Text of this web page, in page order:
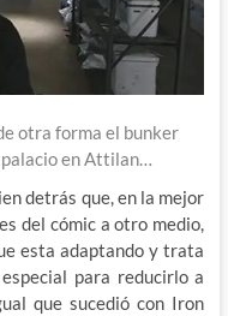
otra forma el bunker
en Attilan…
detrás que, en la mejor
del cómic a otro medio,
esta adaptando y trata
para reducirlo a
que sucedió con Iron